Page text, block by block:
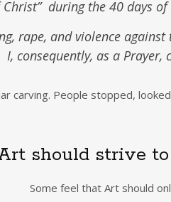
Christ” during the 40 days
rape, and violence
I, consequently, as a Prayer,
carving. People stopped,
should strive
Some feel that Art should